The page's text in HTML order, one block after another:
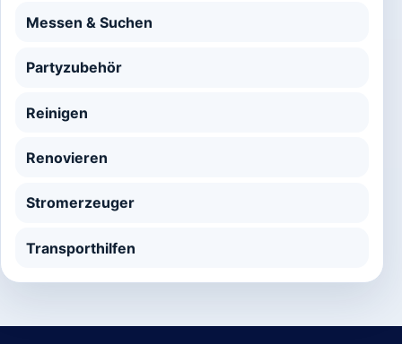
Messen & Suchen
Partyzubehör
Reinigen
Renovieren
Stromerzeuger
Transporthilfen